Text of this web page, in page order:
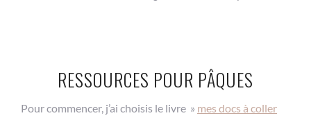
RESSOURCES POUR PÂQUES
Pour commencer, j’ai choisis le livre » mes docs à coller